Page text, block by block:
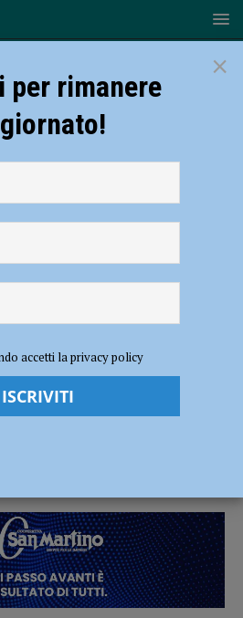
nel Piacentino
nuovi contagi nel
×
rimanere
accetti la privacy policy